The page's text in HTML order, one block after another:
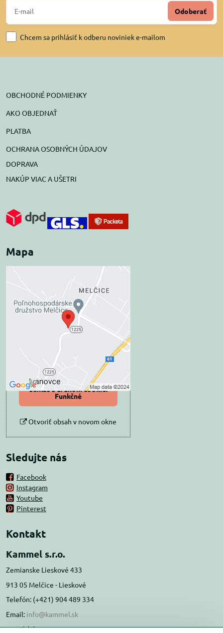
Odoberať
Chcem sa prihlásiť k odberu noviniek e-mailom
OBCHODNÉ PODMIENKY
AKO OBJEDNAŤ
PLATBA
OCHRANA OSOBNÝCH ÚDAJOV
DOPRAVA
NAKÚP VIAC A UŠETRI
Mapa
Externý obsah je
blokovaný Voľbami
súkromia
Prajete si načítať externý obsah?
Povoliť tentokrát
Povoliť a zapamätať -
súhlas s druhom cookie:
Funkčné
Otvoriť obsah v novom okne
Sledujte nás
Facebook
Instagram
Youtube
Pinterest
Kontakt
Kammel s.r.o.
Zemianske Lieskové 433
913 05 Melčice - Lieskové
Telefón: (+421) 904 489 334
Email: info@kammel.sk
Prevádzka: